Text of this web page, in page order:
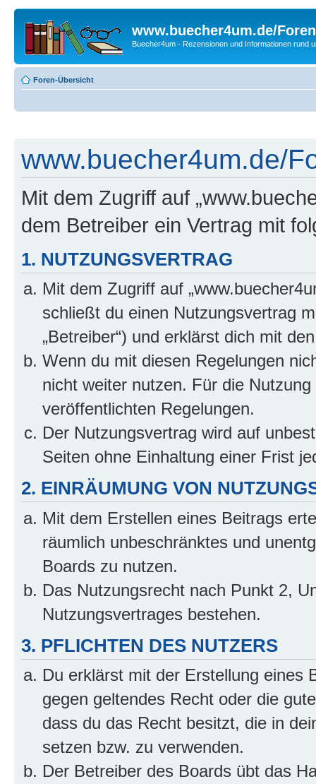
www.buecher4um.de/Foren
Buecher4um - Rezensionen und Informationen rund
Foren-Übersicht
www.buecher4um.de/
Mit dem Zugriff auf
dem Betreiber ein Vertrag mit
1. NUTZUNGSVERTRAG
Mit dem Zugriff auf
schließt du einen Nutzungsvertrag
„Betreiber“) und erklärst dich mit
Wenn du mit diesen Regelungen
nicht weiter nutzen. Für die
veröffentlichten Regelungen.
Der Nutzungsvertrag wird auf
Seiten ohne Einhaltung einer Frist
2. EINRÄUMUNG VON
Mit dem Erstellen eines Beitrags
räumlich unbeschränktes und
Boards zu nutzen.
Das Nutzungsrecht nach Punkt 2,
Nutzungsvertrages bestehen.
3. PFLICHTEN DES NUTZERS
Du erklärst mit der Erstellung eines
gegen geltendes Recht oder die
dass du das Recht besitzt, die in
setzen bzw. zu verwenden.
Der Betreiber des Boards übt das